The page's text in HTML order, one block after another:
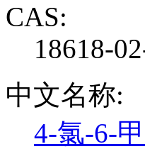
CAS:
18618-
中文名称:
4-氯-6-